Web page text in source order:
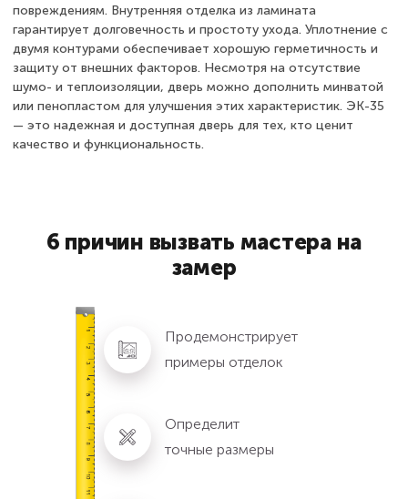
повреждениям. Внутренняя отделка из ламината
гарантирует долговечность и простоту ухода. Уплотнение с
двумя контурами обеспечивает хорошую герметичность и
защиту от внешних факторов. Несмотря на отсутствие
шумо- и теплоизоляции, дверь можно дополнить минватой
или пенопластом для улучшения этих характеристик. ЭК-35
— это надежная и доступная дверь для тех, кто ценит
качество и функциональность.
6 причин вызвать мастера на
замер
Продемонстрирует
примеры отделок
Определит
точные размеры